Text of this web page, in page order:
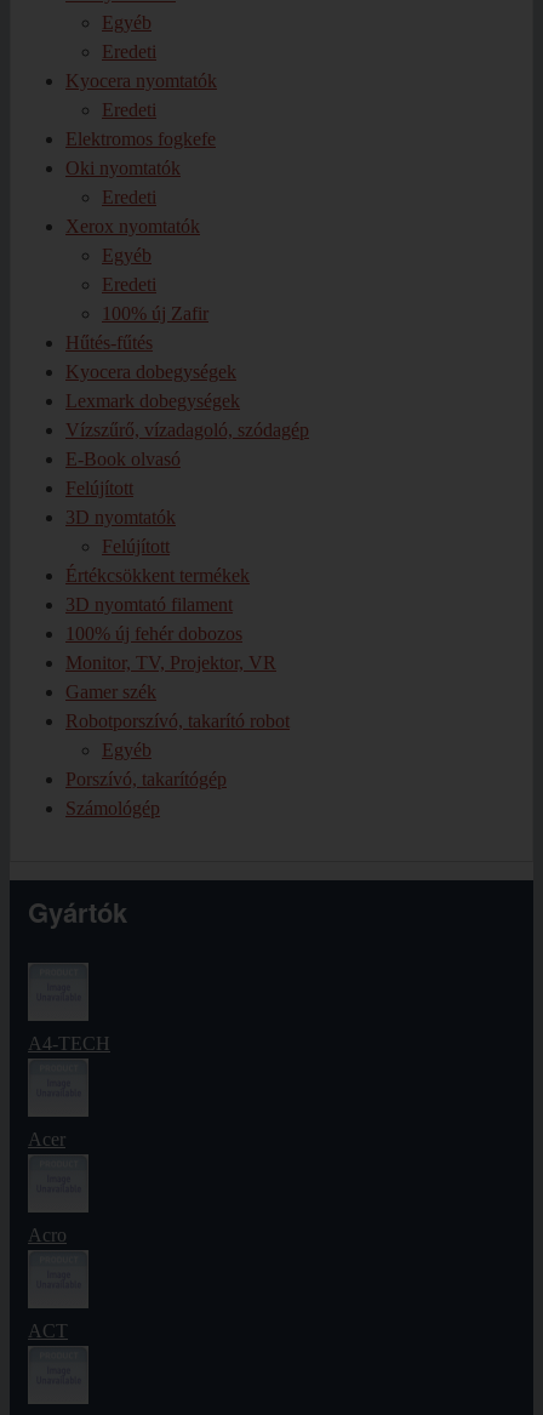
Egyéb
Eredeti
Kyocera nyomtatók
Eredeti
Elektromos fogkefe
Oki nyomtatók
Eredeti
Xerox nyomtatók
Egyéb
Eredeti
100% új Zafir
Hűtés-fűtés
Kyocera dobegységek
Lexmark dobegységek
Vízszűrő, vízadagoló, szódagép
E-Book olvasó
Felújított
3D nyomtatók
Felújított
Értékcsökkent termékek
3D nyomtató filament
100% új fehér dobozos
Monitor, TV, Projektor, VR
Gamer szék
Robotporszívó, takarító robot
Egyéb
Porszívó, takarítógép
Számológép
Gyártók
A4-TECH
Acer
Acro
ACT